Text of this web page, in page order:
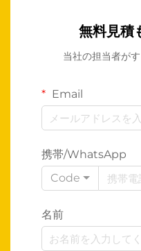
無料見積
当社の担当者が
Email
携帯/WhatsApp
Code
名前